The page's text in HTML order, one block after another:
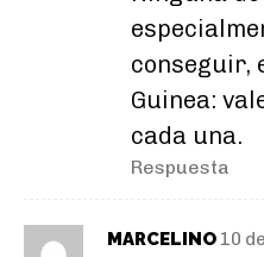
conseguir,
Guinea:
cada una.
Respuesta
MARCELINO 10